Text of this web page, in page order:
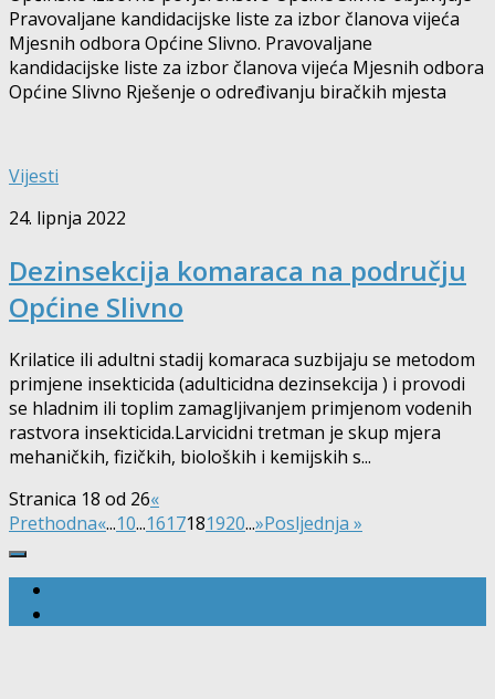
Pravovaljane kandidacijske liste za izbor članova vijeća
Mjesnih odbora Općine Slivno. Pravovaljane
kandidacijske liste za izbor članova vijeća Mjesnih odbora
Općine Slivno Rješenje o određivanju biračkih mjesta
Vijesti
24. lipnja 2022
Dezinsekcija komaraca na području
Općine Slivno
Krilatice ili adultni stadij komaraca suzbijaju se metodom
primjene insekticida (adulticidna dezinsekcija ) i provodi
se hladnim ili toplim zamagljivanjem primjenom vodenih
rastvora insekticida.Larvicidni tretman je skup mjera
mehaničkih, fizičkih, bioloških i kemijskih s...
Stranica 18 od 26«
Prethodna«...10...1617181920...»Posljednja »